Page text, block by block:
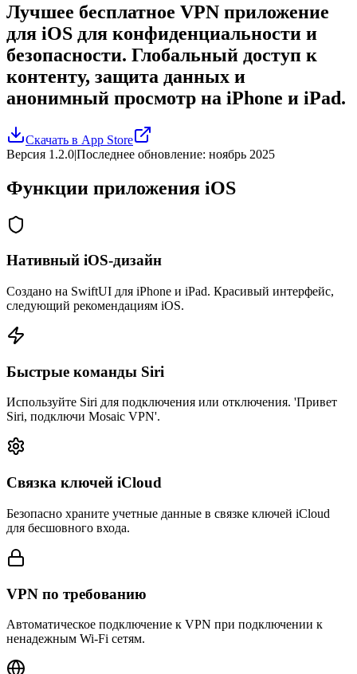
Лучшее бесплатное VPN приложение
для iOS для конфиденциальности и
безопасности. Глобальный доступ к
контенту, защита данных и
анонимный просмотр на iPhone и iPad.
Скачать в App Store
Версия 1.2.0|Последнее обновление: ноябрь 2025
Функции приложения iOS
Нативный iOS-дизайн
Создано на SwiftUI для iPhone и iPad. Красивый интерфейс,
следующий рекомендациям iOS.
Быстрые команды Siri
Используйте Siri для подключения или отключения. 'Привет
Siri, подключи Mosaic VPN'.
Связка ключей iCloud
Безопасно храните учетные данные в связке ключей iCloud
для бесшовного входа.
VPN по требованию
Автоматическое подключение к VPN при подключении к
ненадежным Wi-Fi сетям.